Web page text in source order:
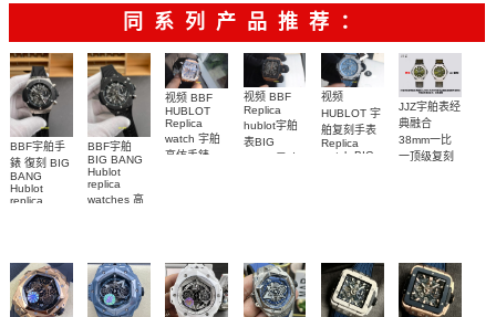
牌/原单
同系列产品推荐：
BBF宇舶手
錶 復刻 BIG
BANG
Hublot
replica
BBF宇舶
BIG BANG
Hublot
replica
watches 高
视频 BBF
HUBLOT
Replica
watch 宇舶
高仿手錶
视频 BBF
Replica
hublot宇舶
表BIG
视频
HUBLOT 宇
舶复刻手表
Replica
watch BIG
JJZ宇舶表经
典融合
38mm一比
一顶级复刻